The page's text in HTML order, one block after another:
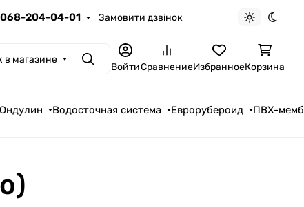
068-204-04-01 Замовити дзвінок
Светлая
в магазине ПоискВойтиСравнениеИзбранноеКорзина
Ондулин Водосточная система Еврорубероид ПВХ-